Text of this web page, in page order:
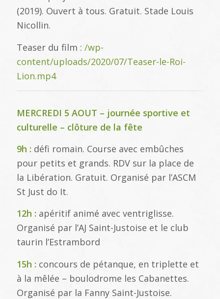
(2019). Ouvert à tous. Gratuit. Stade Louis
Nicollin.
Teaser du film : /wp-
content/uploads/2020/07/Teaser-le-Roi-
Lion.mp4
MERCREDI 5 AOUT – journée sportive et
culturelle – clôture de la fête
9h : défi romain. Course avec embûches
pour petits et grands. RDV sur la place de
la Libération. Gratuit. Organisé par l’ASCM
St Just do It.
12h : apéritif animé avec ventriglisse.
Organisé par l’AJ Saint-Justoise et le club
taurin l’Estrambord
15h : concours de pétanque, en triplette et
à la mêlée – boulodrome les Cabanettes.
Organisé par la Fanny Saint-Justoise.